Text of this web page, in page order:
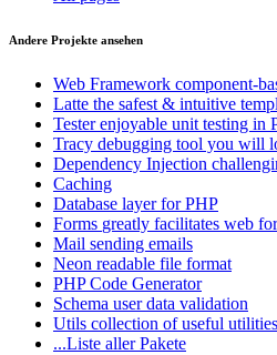
Andere Projekte ansehen
Web Framework component-
Latte the safest & intuitive
Testerenjoyable unit testing in
Tracy debugging tool you will
Dependency Injection
Caching
Database layer for PHP
Forms greatly facilitates web
Mail sending emails
Neon readable file format
PHP Code Generator
Schema user data validation
Utils collection of useful utilities
...Liste aller Pakete